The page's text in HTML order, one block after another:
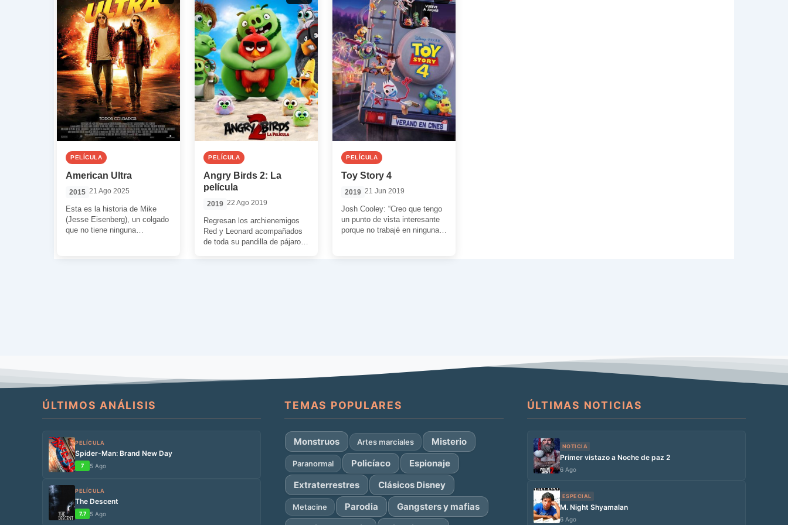
PELÍCULA
American Ultra
2015 21 Ago 2025
Esta es la historia de Mike
(Jesse Eisenberg), un colgado
que no tiene ninguna
PELÍCULA
Angry Birds 2: La
película
2019 22 Ago 2019
Regresan los archienemigos
Red y Leonard acompañados
de toda su pandilla de pájaros
PELÍCULA
Toy Story 4
2019 21 Jun 2019
Josh Cooley: “Creo que tengo
un punto de vista interesante
porque no trabajé en ninguna
ÚLTIMOS ANÁLISIS
PELÍCULA
Spider-Man: Brand New Day
7 5 Ago
PELÍCULA
The Descent
7.7 5 Ago
TEMAS POPULARES
Monstruos Artes marciales Misterio
Paranormal Policíaco
Espionaje
Extraterrestres
Clásicos Disney
Metacine Parodia
Gangsters y mafias
ÚLTIMAS NOTICIAS
NOTICIA
Primer vistazo a Noche de paz 2
6 Ago
ESPECIAL
M. Night Shyamalan
6 Ago